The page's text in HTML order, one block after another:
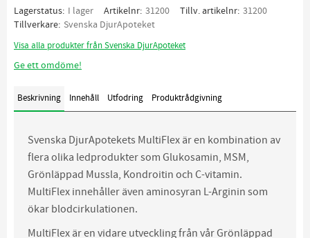
Lagerstatus I lager Artikelnr 31200 Tillv. artikelnr 31200
Tillverkare Svenska DjurApoteket
Visa alla produkter från Svenska DjurApoteket
Ge ett omdöme!
Beskrivning Innehåll Utfodring Produktrådgivning
Svenska DjurApotekets MultiFlex är en kombination av
flera olika ledprodukter som Glukosamin, MSM,
Grönläppad Mussla, Kondroitin och C-vitamin.
MultiFlex innehåller även aminosyran L-Arginin som
ökar blodcirkulationen.
MultiFlex är en vidare utveckling från vår Grönläppad